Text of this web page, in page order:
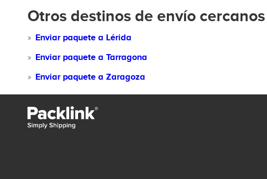
Otros destinos de envío
Enviar paquete a Lérida
Enviar paquete a Tarragona
Enviar paquete a Zaragoza